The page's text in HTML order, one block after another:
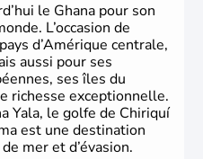
le Ghana pour son
L’occasion de
d’Amérique centrale,
aussi pour ses
ses îles du
richesse exceptionnelle.
Yala, le golfe de Chiriquí
est une destination
mer et d’évasion.